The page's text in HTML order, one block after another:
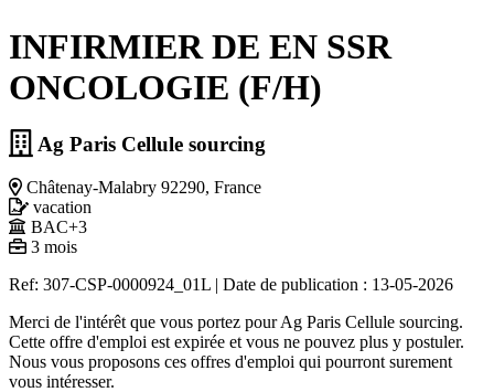
INFIRMIER DE EN SSR
ONCOLOGIE (F/H)
Ag Paris Cellule sourcing
Châtenay-Malabry 92290, France
vacation
BAC+3
3 mois
Ref: 307-CSP-0000924_01L | Date de publication : 13-05-2026
Merci de l'intérêt que vous portez pour Ag Paris Cellule sourcing.
Cette offre d'emploi est expirée et vous ne pouvez plus y postuler.
Nous vous proposons ces offres d'emploi qui pourront surement
vous intéresser.